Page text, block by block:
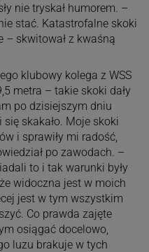
nie tryskał humorem. –
stać. Katastrofalne skoki
– skwitował z kwaśną
klubowy kolega z WSS
metra – takie skoki dały
po dzisiejszym dniu
skakało. Moje skoki
i sprawiły mi radość,
po zawodach. –
to i tak warunki były
widoczna jest w moich
jest w tym wszystkim
Co prawda zajęte
osiągać docelowo,
luzu brakuje w tych